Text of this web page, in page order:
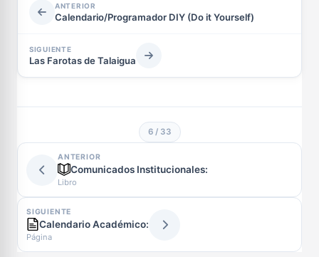
ANTERIOR
Calendario/Programador DIY (Do it Yourself)
SIGUIENTE
Las Farotas de Talaigua
ANTERIOR
Comunicados Institucionales:
Libro
6 / 33
SIGUIENTE
Calendario Académico:
Página